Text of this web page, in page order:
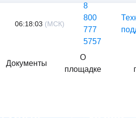
06:18:03 (МСК)
8
800
777
5757
Документы
О
площадке